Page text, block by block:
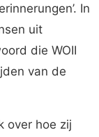
In
uit
die WOII
van de
over hoe zij